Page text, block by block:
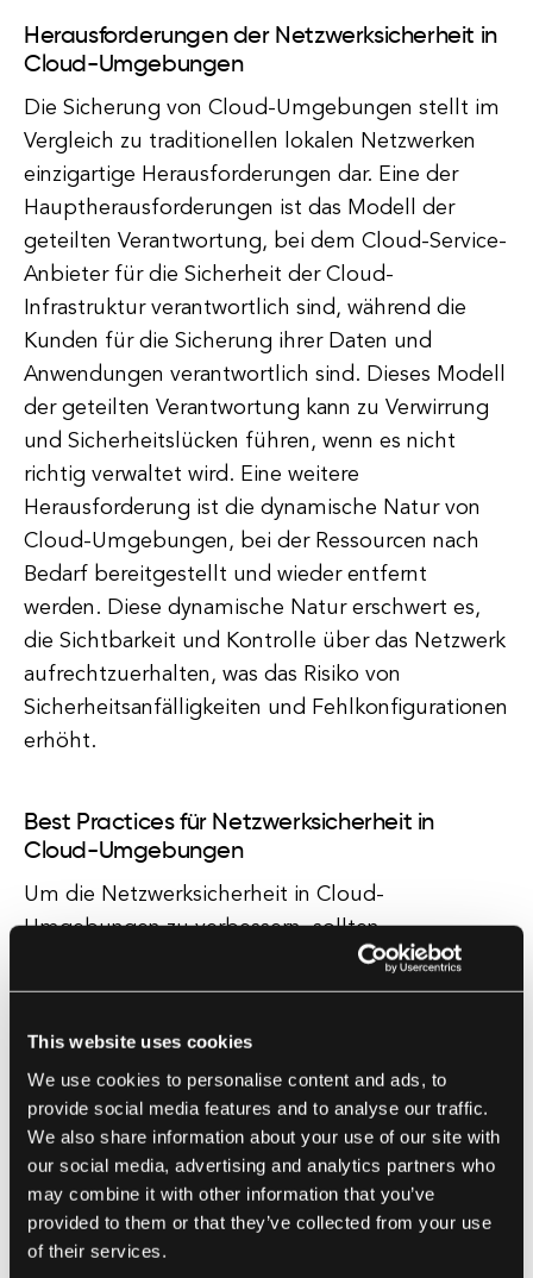
This website uses cookies
We use cookies to personalise content and ads, to
provide social media features and to analyse our traffic.
We also share information about your use of our site with
our social media, advertising and analytics partners who
may combine it with other information that you’ve
provided to them or that they’ve collected from your use
of their services.
Herausforderungen der Netzwerksicherheit in
Cloud-Umgebungen
Die Sicherung von Cloud-Umgebungen stellt im
Vergleich zu traditionellen lokalen Netzwerken
einzigartige Herausforderungen dar. Eine der
Hauptherausforderungen ist das Modell der
geteilten Verantwortung, bei dem Cloud-Service-
Anbieter für die Sicherheit der Cloud-
Infrastruktur verantwortlich sind, während die
Kunden für die Sicherung ihrer Daten und
Anwendungen verantwortlich sind. Dieses Modell
der geteilten Verantwortung kann zu Verwirrung
und Sicherheitslücken führen, wenn es nicht
richtig verwaltet wird. Eine weitere
Herausforderung ist die dynamische Natur von
Cloud-Umgebungen, bei der Ressourcen nach
Bedarf bereitgestellt und wieder entfernt
werden. Diese dynamische Natur erschwert es,
die Sichtbarkeit und Kontrolle über das Netzwerk
aufrechtzuerhalten, was das Risiko von
Sicherheitsanfälligkeiten und Fehlkonfigurationen
erhöht.
Best Practices für Netzwerksicherheit in
Cloud-Umgebungen
Um die Netzwerksicherheit in Cloud-
Umgebungen zu verbessern, sollten
Sicherheitsstrategie umsetzen, die die folgenden
1. Verschlüsselung: Die Verschlüsselung von
Daten sowohl während der Übertragung als auch
im Ruhezustand kann dazu beitragen, sensible
Informationen vor unbefugtem Zugriff zu
schützen.
2. Zugriffskontrolle: Die Implementierung starker